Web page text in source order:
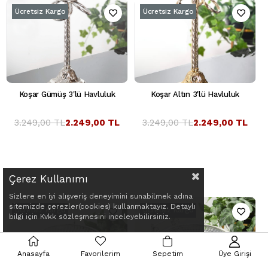
Koşar Gümüş 3'lü Havluluk
2.249,00 TL
3.249,00 TL
Ücretsiz Kargo
Koşar Altın 3'lü Havluluk
2.249,00 TL
3.249,00 TL
Ücretsiz Kargo
Ücretsiz Kargo Ücretsiz Kargo
Çerez Kullanımı
Sizlere en iyi alışveriş deneyimini sunabilmek adına
sitemizde çerezler(cookies) kullanmaktayız. Detaylı
bilgi için Kvkk sözleşmesini inceleyebilirsiniz.
Anasayfa Favorilerim Sepetim Üye Girişi